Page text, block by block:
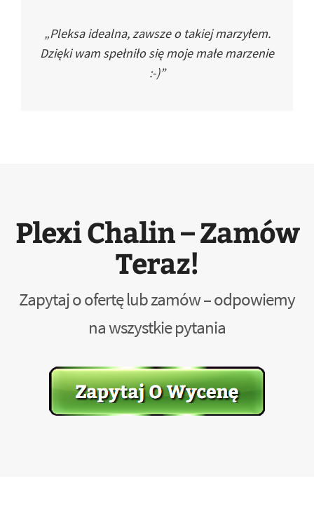
„Pleksa idealna, zawsze o takiej marzyłem.
Dzięki wam spełniło się moje małe marzenie
:-)”
Plexi Chalin – Zamów
Teraz!
Zapytaj o ofertę lub zamów – odpowiemy
na wszystkie pytania